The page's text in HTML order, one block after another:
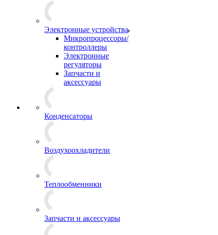
Электронные устройства
Микропроцессоры/
контроллеры
Электронные
регуляторы
Запчасти и
аксессуары
Конденсаторы
Воздухоохладители
Теплообменники
Запчасти и аксессуары